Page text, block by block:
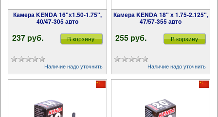
Камера KENDA 16"х1.50-1.75",
40/47-305 авто
237 pуб. В корзину
Наличие надо уточнить
Камера KENDA 18" х 1.75-2.125",
47/57-355 авто
255 pуб. В корзину
Наличие надо уточнить